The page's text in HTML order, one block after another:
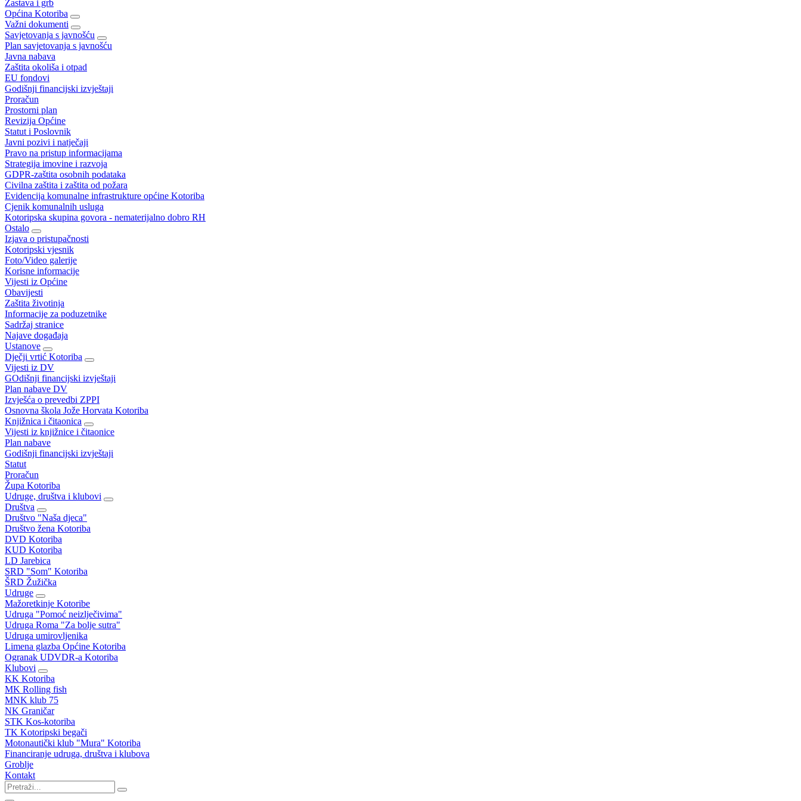
Zastava i grb
Općina Kotoriba
Važni dokumenti
Savjetovanja s javnošću
Plan savjetovanja s javnošću
Javna nabava
Zaštita okoliša i otpad
EU fondovi
Godišnji financijski izvještaji
Proračun
Prostorni plan
Revizija Općine
Statut i Poslovnik
Javni pozivi i natječaji
Pravo na pristup informacijama
Strategija imovine i razvoja
GDPR-zaštita osobnih podataka
Civilna zaštita i zaštita od požara
Evidencija komunalne infrastrukture općine Kotoriba
Cjenik komunalnih usluga
Kotoripska skupina govora - nematerijalno dobro RH
Ostalo
Izjava o pristupačnosti
Kotoripski vjesnik
Foto/Video galerije
Korisne informacije
Vijesti iz Općine
Obavijesti
Zaštita životinja
Informacije za poduzetnike
Sadržaj stranice
Najave događaja
Ustanove
Dječji vrtić Kotoriba
Vijesti iz DV
GOdišnji financijski izvještaji
Plan nabave DV
Izvješća o prevedbi ZPPI
Osnovna škola Jože Horvata Kotoriba
Knjižnica i čitaonica
Vijesti iz knjižnice i čitaonice
Plan nabave
Godišnji financijski izvještaji
Statut
Proračun
Župa Kotoriba
Udruge, društva i klubovi
Društva
Društvo "Naša djeca"
Društvo žena Kotoriba
DVD Kotoriba
KUD Kotoriba
LD Jarebica
SRD "Som" Kotoriba
ŠRD Žužička
Udruge
Mažoretkinje Kotoribe
Udruga "Pomoć neizlječivima"
Udruga Roma "Za bolje sutra"
Udruga umirovljenika
Limena glazba Općine Kotoriba
Ogranak UDVDR-a Kotoriba
Klubovi
KK Kotoriba
MK Rolling fish
MNK klub 75
NK Graničar
STK Kos-kotoriba
TK Kotoripski begači
Motonautički klub "Mura" Kotoriba
Financiranje udruga, društva i klubova
Groblje
Kontakt